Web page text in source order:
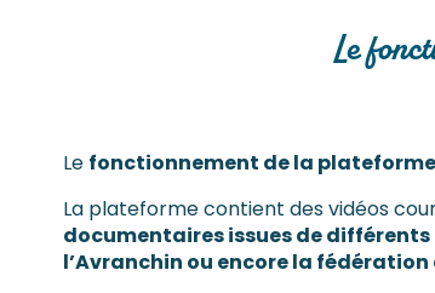
Le
Le fonctionnement de la
La plateforme contient des vidéos
documentaires issues de
l’Avranchin ou encore la